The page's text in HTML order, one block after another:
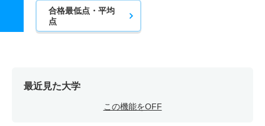
合格最低点・平均
点
最近見た大学
この機能をOFF